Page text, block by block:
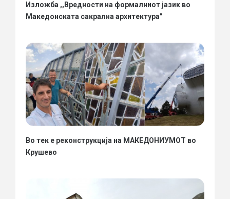
Изложба ,,Вредности на формалниот јазик во
Македонската сакрална архитектура”
Во тек е реконструкција на МАКЕДОНИУМОТ во
Крушево